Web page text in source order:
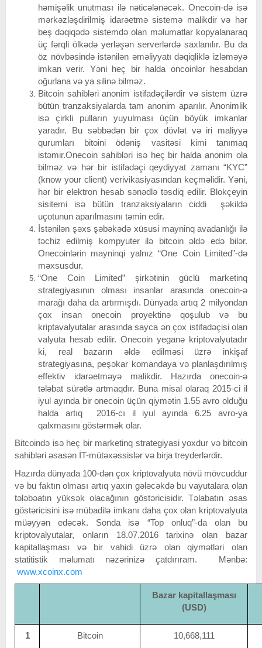
həmişəlik unutması ilə nəticələnəcək. Onecoin-də isə
mərkəzləşdirilmiş idarəetmə sistemə malikdir və hər
beş dəqiqədə sistemdə olan məlumatlar kopyalanaraq
üç fərqli ölkədə yerləşən serverlərdə saxlanılır. Bu da
öz növbəsində istənilən əməliyyatı dəqiqliklə izləməyə
imkan verir. Yəni heç bir halda oncoinlər hesabdan
oğurlana və ya silinə bilməz.
Bitcoin sahibləri anonim istifadəçilərdir və sistem üzrə
bütün tranzaksiyalarda tam anonim aparılır. Anonimlik
isə çirkli pulların yuyulması üçün böyük imkanlar
yaradır. Bu səbbədən bir çox dövlət və iri maliyyə
qurumları bitoini ödəniş vasitəsi kimi tanımaq
istəmir.Onecoin sahibləri isə heç bir halda anonim ola
bilməz və hər bir istifadəçi qeydiyyat zamanı “KYC”
(know your client) verivikasiyasından keçməlidir. Yəni,
hər bir elektron hesab sənədlə təsdiq edilir. Blokçeyin
sisitemi isə bütün tranzaksiyaların ciddi şəkildə
uçotunun aparılmasını təmin edir.
İstənilən şəxs şəbəkədə xüsusi mayninq avadanlığı ilə
təchiz edilmiş kompyuter ilə bitcoin əldə edə bilər.
Onecoinlərin mayninqi yalnız “One Coin Limited”-də
məxsusdur.
“One Coin Limited” şirkətinin güclü marketinq
strategiyasının olması insanlar arasında onecoin-ə
marağı daha da artırmışdı. Dünyada artıq 2 milyondan
çox insan onecoin proyektinə qoşulub və bu
kriptavalyutalar arasında sayca ən çox istifadəçisi olan
valyuta hesab edilir. Onecoin yeganə kriptovalyutadır
ki, real bazarın əldə edilməsi üzrə inkişaf
strategiyasına, peşəkar komandaya və planlaşdırılmış
effektiv idarəetməyə malikdir. Hazırda onecoin-ə
tələbat sürətlə artmaqdır. Buna misal olaraq 2015-ci il
iyul ayında bir onecoin üçün qiymətin 1.55 avro olduğu
halda artıq 2016-cı il iyul ayında 6.25 avro-ya
qalxmasını göstərmək olar.
Bitcoində isə heç bir marketinq strategiyasi yoxdur və bitcoin
sahibləri əsasən İT-mütəxəssislər və birja treyderlərdir.
Hazırda dünyada 100-dən çox kriptovalyuta növü mövcuddur
və bu faktın olması artıq yaxın gələcəkdə bu vayutalara olan
tələbəatın yüksək olacağının göstəricisidir. Təlabatın əsas
göstəricisini isə mübadilə imkanı daha çox olan kriptovalyuta
müəyyən edəcək. Sonda isə “Top onluq”-da olan bu
kriptovalyutalar, onların 18.07.2016 tarixinə olan bazar
kapitallaşması və bir vahidi üzrə olan qiymətləri olan
statitistik məlumatı nəzərinizə çatdırıram. Mənbə:
www.xcoinx.com
Bazar kapitallaşması
(USD)
1 Bitcoin 10,668,111